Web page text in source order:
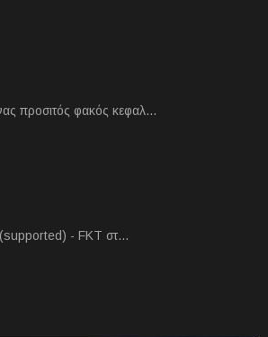
προσιτός φακός κεφαλ…
- FKT στ…